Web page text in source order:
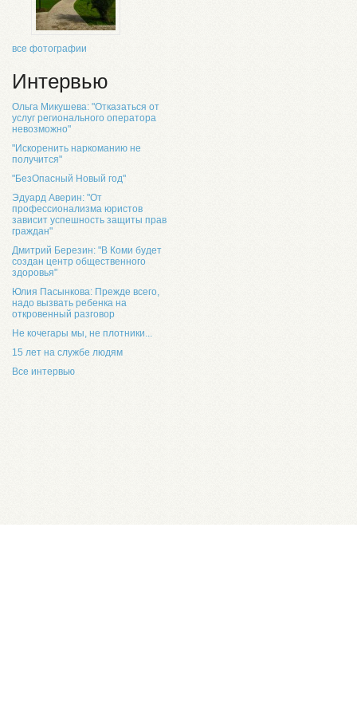
все фотографии
Интервью
Ольга Микушева: "Отказаться от
услуг регионального оператора
невозможно"
"Искоренить наркоманию не
получится"
"БезОпасный Новый год"
Эдуард Аверин: "От
профессионализма юристов
зависит успешность защиты прав
граждан"
Дмитрий Березин: "В Коми будет
создан центр общественного
здоровья"
Юлия Пасынкова: Прежде всего,
надо вызвать ребенка на
откровенный разговор
Не кочегары мы, не плотники...
15 лет на службе людям
Все интервью